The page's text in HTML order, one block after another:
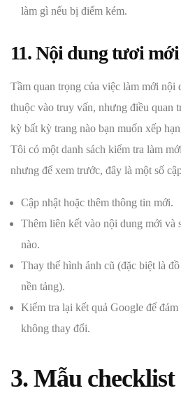
làm gì nếu bị điểm kém.
11. Nội dung tươi mới
Tầm quan trọng của việc làm mới nội
thuộc vào truy vấn, nhưng điều quan
kỳ bất kỳ trang nào bạn muốn xếp
Tôi có một danh sách kiểm tra làm
nhưng để xem trước, đây là một số
Cập nhật hoặc thêm thông tin mới.
Thêm liên kết vào nội dung mới và
nào.
Thay thế hình ảnh cũ (đặc biệt là
nền tảng).
Kiểm tra lại kết quả Google để
không thay đổi.
3. Mẫu checklist